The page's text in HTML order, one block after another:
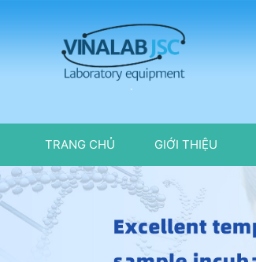
TRANG CHỦ GIỚI THIỆU